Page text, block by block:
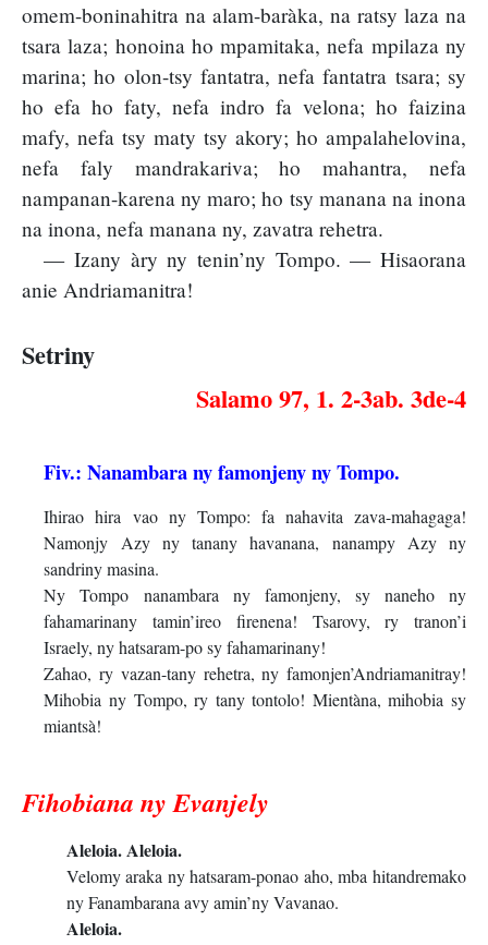
omem-boninahitra na alam-baràka, na ratsy laza na
tsara laza; honoina ho mpamitaka, nefa mpilaza ny
marina; ho olon-tsy fantatra, nefa fantatra tsara; sy
ho efa ho faty, nefa indro fa velona; ho faizina
mafy, nefa tsy maty tsy akory; ho ampalahelovina,
nefa faly mandrakariva; ho mahantra, nefa
nampanan-karena ny maro; ho tsy manana na inona
na inona, nefa manana ny, zavatra rehetra.
— Izany àry ny tenin’ny Tompo. — Hisaorana
anie Andriamanitra!
Setriny
Salamo 97, 1. 2-3ab. 3de-4
Fiv.: Nanambara ny famonjeny ny Tompo.
Ihirao hira vao ny Tompo: fa nahavita zava-mahagaga!
Namonjy Azy ny tanany havanana, nanampy Azy ny
sandriny masina.
Ny Tompo nanambara ny famonjeny, sy naneho ny
fahamarinany tamin’ireo firenena! Tsarovy, ry tranon’i
Israely, ny hatsaram-po sy fahamarinany!
Zahao, ry vazan-tany rehetra, ny famonjen’Andriamanitray!
Mihobia ny Tompo, ry tany tontolo! Mientàna, mihobia sy
miantsà!
Fihobiana ny Evanjely
Aleloia. Aleloia.
Velomy araka ny hatsaram-ponao aho, mba hitandremako
ny Fanambarana avy amin’ny Vavanao.
Aleloia.